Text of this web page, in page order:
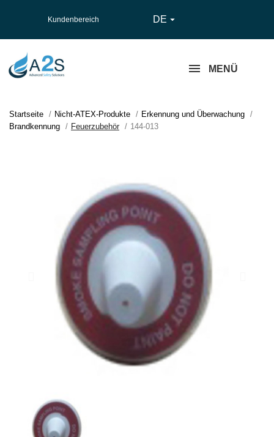
Kundenbereich DE 
MENÜ
Startseite Nicht-ATEX-Produkte
Erkennung und Überwachung
Brandkennung
Feuerzubehör 144-013